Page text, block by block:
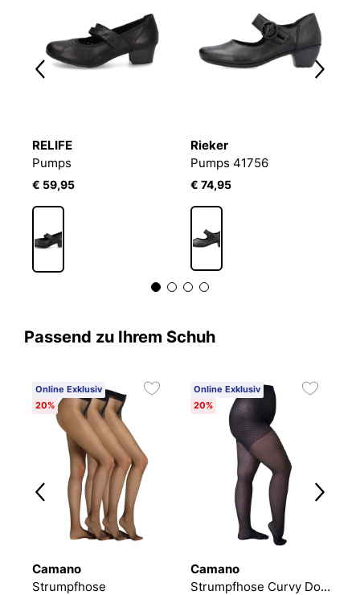
RELIFE
Pumps
€ 59,95
Rieker
Pumps 41756
€ 74,95
Passend zu Ihrem Schuh
Online Exklusiv
20%
Camano
Strumpfhose
Online Exklusiv
20%
Camano
Strumpfhose Curvy Dots